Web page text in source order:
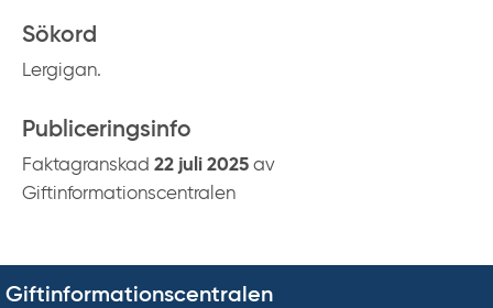
Sökord
Lergigan.
Publiceringsinfo
Faktagranskad 22 juli 2025 av
Giftinformationscentralen
Giftinformationscentralen